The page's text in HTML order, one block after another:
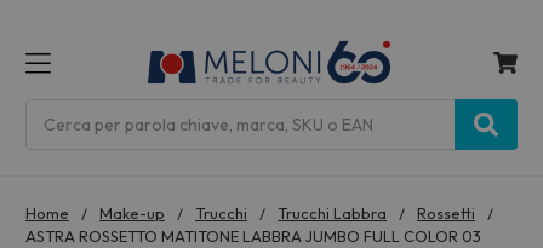
Home Make-up Trucchi Trucchi Labbra
Rossetti
ASTRA ROSSETTO MATITONE LABBRA JUMBO FULL COLOR 03